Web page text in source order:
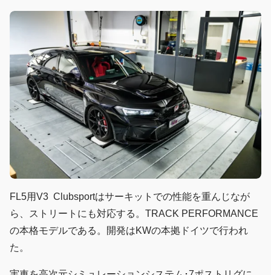
FL5用V3 Clubsportはサーキットでの性能を重んじなが
ら、ストリートにも対応する。TRACK PERFORMANCE
の本格モデルである。開発はKWの本拠ドイツで行われ
た。